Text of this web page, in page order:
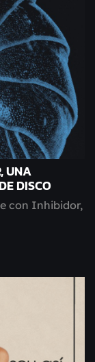
UNA
DISCO
con Inhibidor,